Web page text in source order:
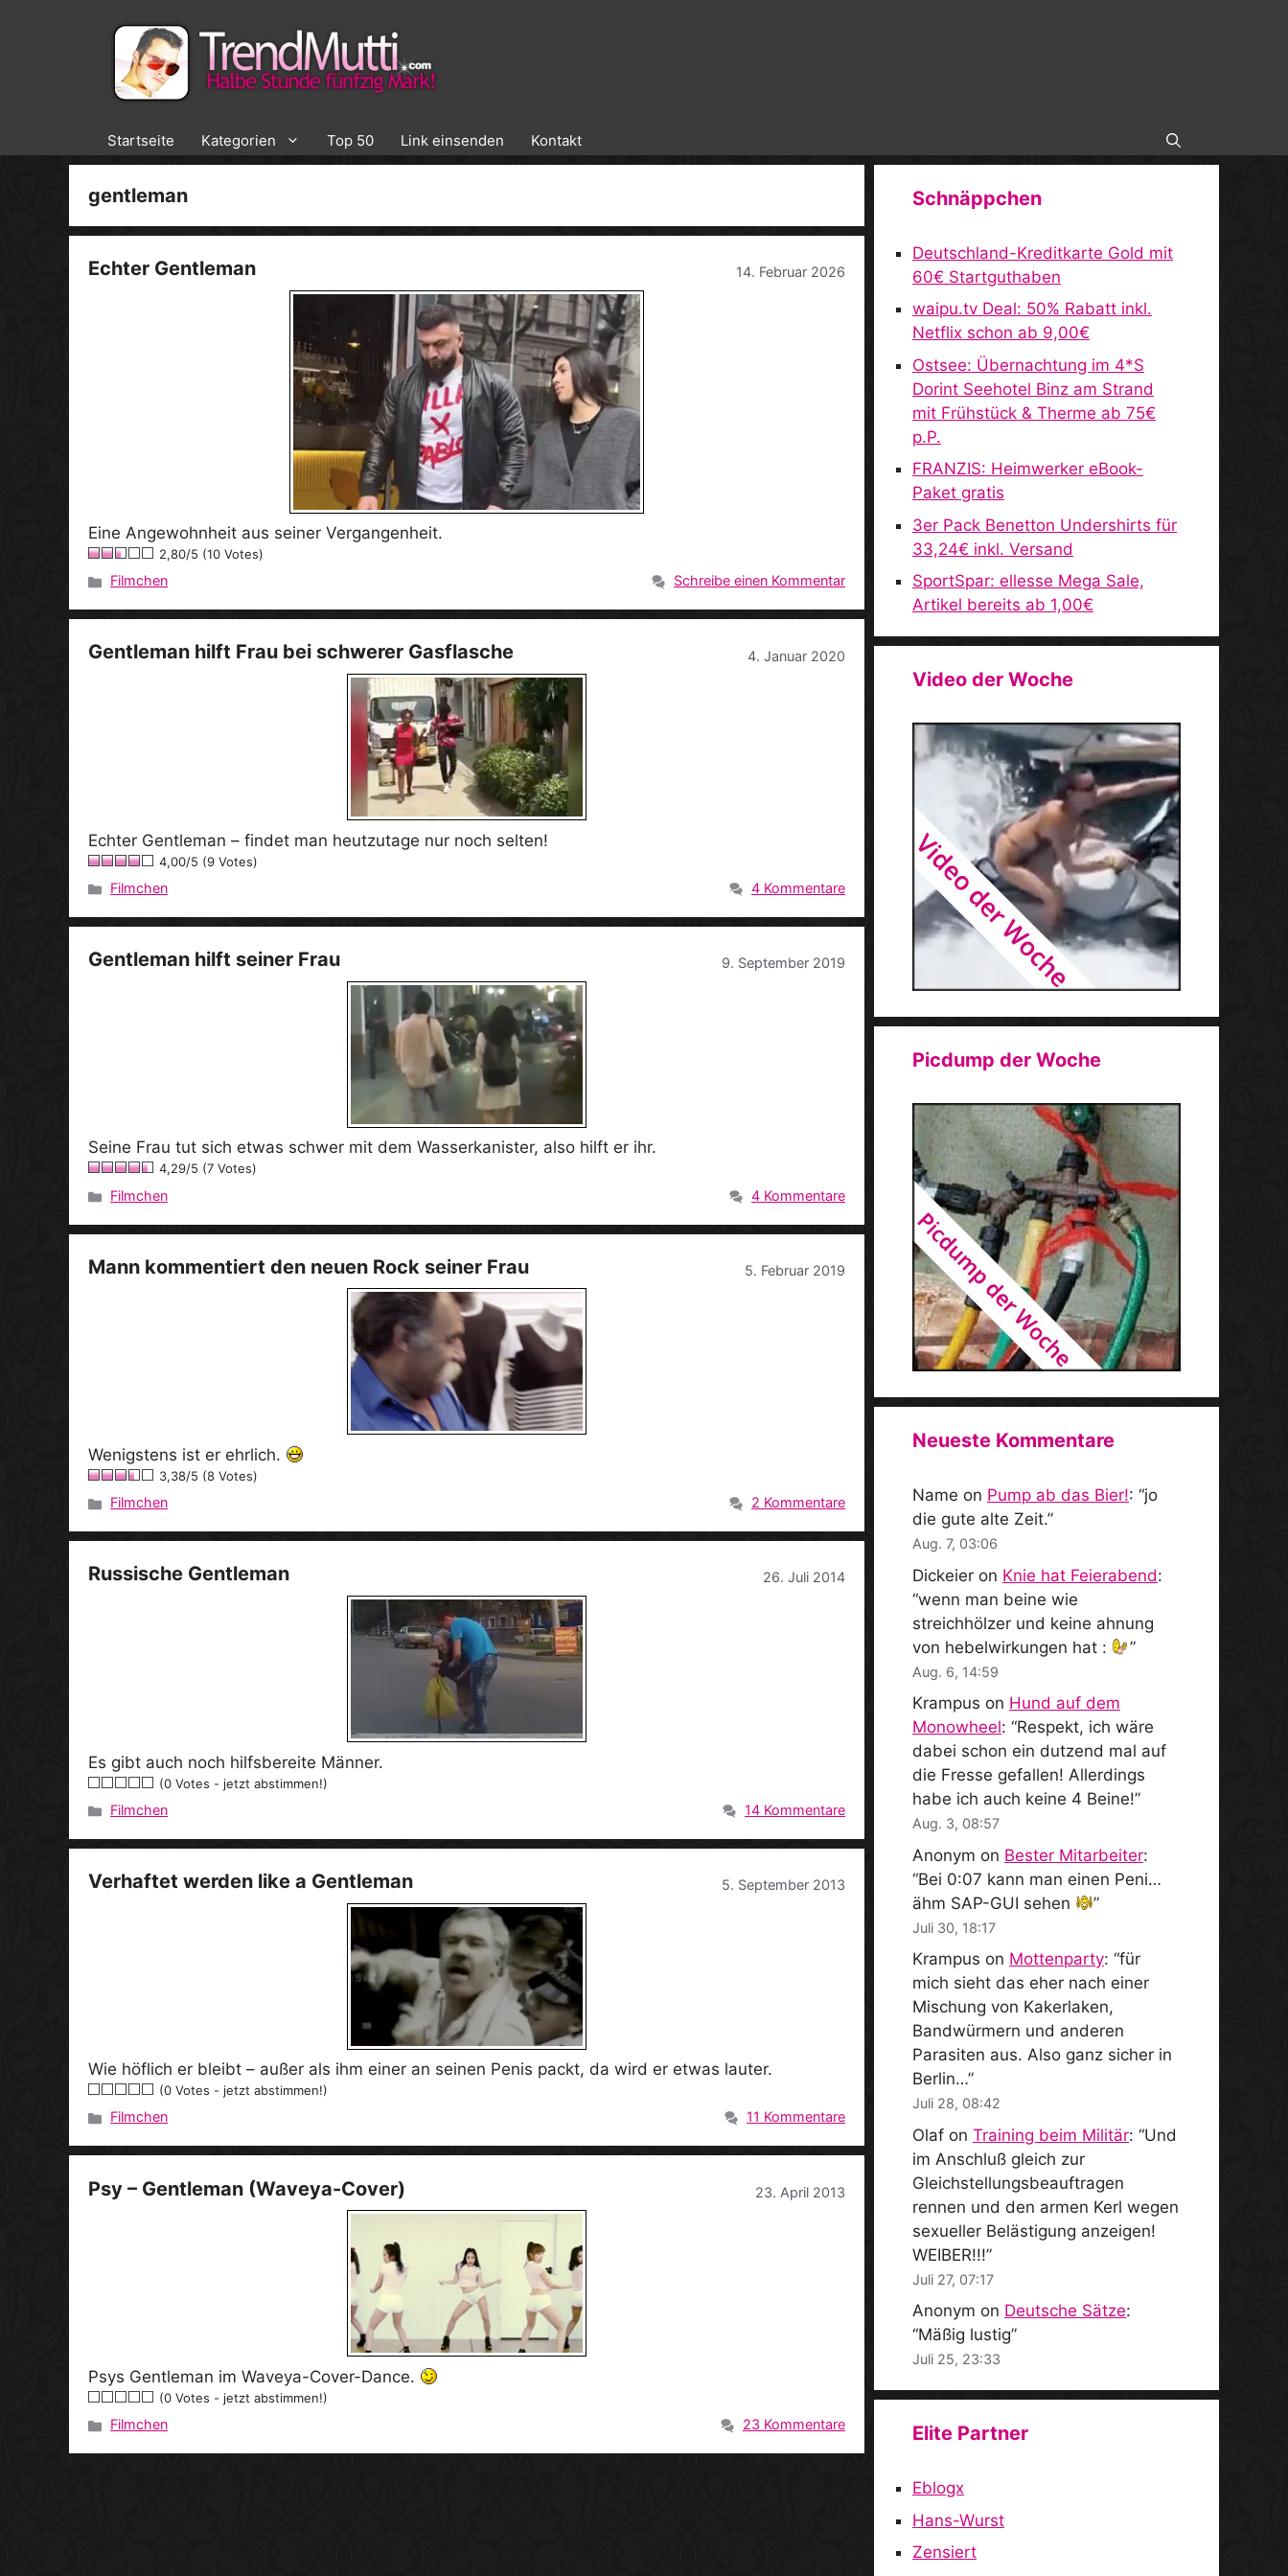
Startseite Kategorien Top 50 Link einsenden Kontakt
gentleman
Echter Gentleman 14. Februar 2026
Eine Angewohnheit aus seiner Vergangenheit.
2,80/5 (10 Votes)
Kategorien
Filmchen Schreibe einen Kommentar
Gentleman hilft Frau bei schwerer Gasflasche 4. Januar 2020
Echter Gentleman – findet man heutzutage nur noch selten!
4,00/5 (9 Votes)
Kategorien
Filmchen 4 Kommentare
Gentleman hilft seiner Frau 9. September 2019
Seine Frau tut sich etwas schwer mit dem Wasserkanister, also hilft er ihr.
4,29/5 (7 Votes)
Kategorien
Filmchen 4 Kommentare
Mann kommentiert den neuen Rock seiner Frau 5. Februar 2019
Wenigstens ist er ehrlich.
3,38/5 (8 Votes)
Kategorien
Filmchen 2 Kommentare
Russische Gentleman 26. Juli 2014
Es gibt auch noch hilfsbereite Männer.
(0 Votes - jetzt abstimmen!)
Kategorien
Filmchen 14 Kommentare
Verhaftet werden like a Gentleman 5. September 2013
Wie höflich er bleibt – außer als ihm einer an seinen Penis packt, da wird er etwas lauter.
(0 Votes - jetzt abstimmen!)
Kategorien
Filmchen 11 Kommentare
Psy – Gentleman (Waveya-Cover) 23. April 2013
Psys Gentleman im Waveya-Cover-Dance.
(0 Votes - jetzt abstimmen!)
Kategorien
Filmchen 23 Kommentare
Schnäppchen
Deutschland-Kreditkarte Gold mit
60€ Startguthaben
waipu.tv Deal: 50% Rabatt inkl.
Netflix schon ab 9,00€
Ostsee: Übernachtung im 4*S
Dorint Seehotel Binz am Strand
mit Frühstück & Therme ab 75€
p.P.
FRANZIS: Heimwerker eBook-
Paket gratis
3er Pack Benetton Undershirts für
33,24€ inkl. Versand
SportSpar: ellesse Mega Sale,
Artikel bereits ab 1,00€
Video der Woche
Picdump der Woche
Neueste Kommentare
Name on Pump ab das Bier!: “jo
die gute alte Zeit.”
Aug. 7, 03:06
Dickeier on Knie hat Feierabend:
“wenn man beine wie
streichhölzer und keine ahnung
von hebelwirkungen hat :
”
Aug. 6, 14:59
Krampus on Hund auf dem
Monowheel: “Respekt, ich wäre
dabei schon ein dutzend mal auf
die Fresse gefallen! Allerdings
habe ich auch keine 4 Beine!”
Aug. 3, 08:57
Anonym on Bester Mitarbeiter:
“Bei 0:07 kann man einen Peni…
ähm SAP-GUI sehen
”
Juli 30, 18:17
Krampus on Mottenparty: “für
mich sieht das eher nach einer
Mischung von Kakerlaken,
Bandwürmern und anderen
Parasiten aus. Also ganz sicher in
Berlin…”
Juli 28, 08:42
Olaf on Training beim Militär: “Und
im Anschluß gleich zur
Gleichstellungsbeauftragen
rennen und den armen Kerl wegen
sexueller Belästigung anzeigen!
WEIBER!!!”
Juli 27, 07:17
Anonym on Deutsche Sätze:
“Mäßig lustig”
Juli 25, 23:33
Elite Partner
Eblogx
Hans-Wurst
Zensiert